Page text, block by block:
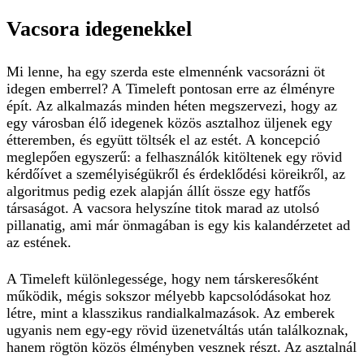
Vacsora idegenekkel
Mi lenne, ha egy szerda este elmennénk vacsorázni öt
idegen emberrel? A Timeleft pontosan erre az élményre
épít. Az alkalmazás minden héten megszervezi, hogy az
egy városban élő idegenek közös asztalhoz üljenek egy
étteremben, és együtt töltsék el az estét. A koncepció
meglepően egyszerű: a felhasználók kitöltenek egy rövid
kérdőívet a személyiségükről és érdeklődési köreikről, az
algoritmus pedig ezek alapján állít össze egy hatfős
társaságot. A vacsora helyszíne titok marad az utolsó
pillanatig, ami már önmagában is egy kis kalandérzetet ad
az estének.
A Timeleft különlegessége, hogy nem társkeresőként
működik, mégis sokszor mélyebb kapcsolódásokat hoz
létre, mint a klasszikus randialkalmazások. Az emberek
ugyanis nem egy-egy rövid üzenetváltás után találkoznak,
hanem rögtön közös élményben vesznek részt. Az asztalnál